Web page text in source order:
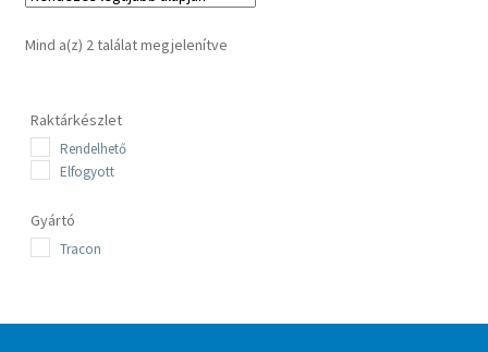
Mind a(z) 2 találat megjelenítveSorted
Raktárkészlet
Rendelhető
Elfogyott
Gyártó
Tracon